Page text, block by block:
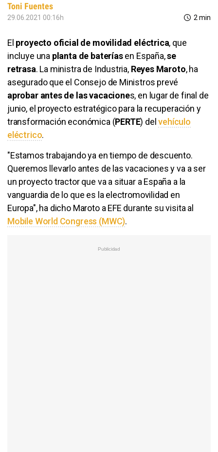
Toni Fuentes
29.06.2021 00:16h 2 min
El proyecto oficial de movilidad eléctrica, que
incluye una planta de bateríasen España,se
retrasa. La ministra de Industria, Reyes Maroto, ha
asegurado que el Consejo de Ministros prevé
aprobar antes de las vacaciones, en lugar de final de
junio, el proyecto estratégico para la recuperación y
transformación económica (PERTE) delvehículo
eléctrico.
"Estamos trabajando ya en tiempo de descuento.
Queremos llevarlo antes de las vacaciones y va a ser
un proyecto tractor que va a situar a España a la
vanguardia de lo que es la electromovilidad en
Europa", ha dicho Maroto a EFE durante su visita al
Mobile World Congress (MWC).